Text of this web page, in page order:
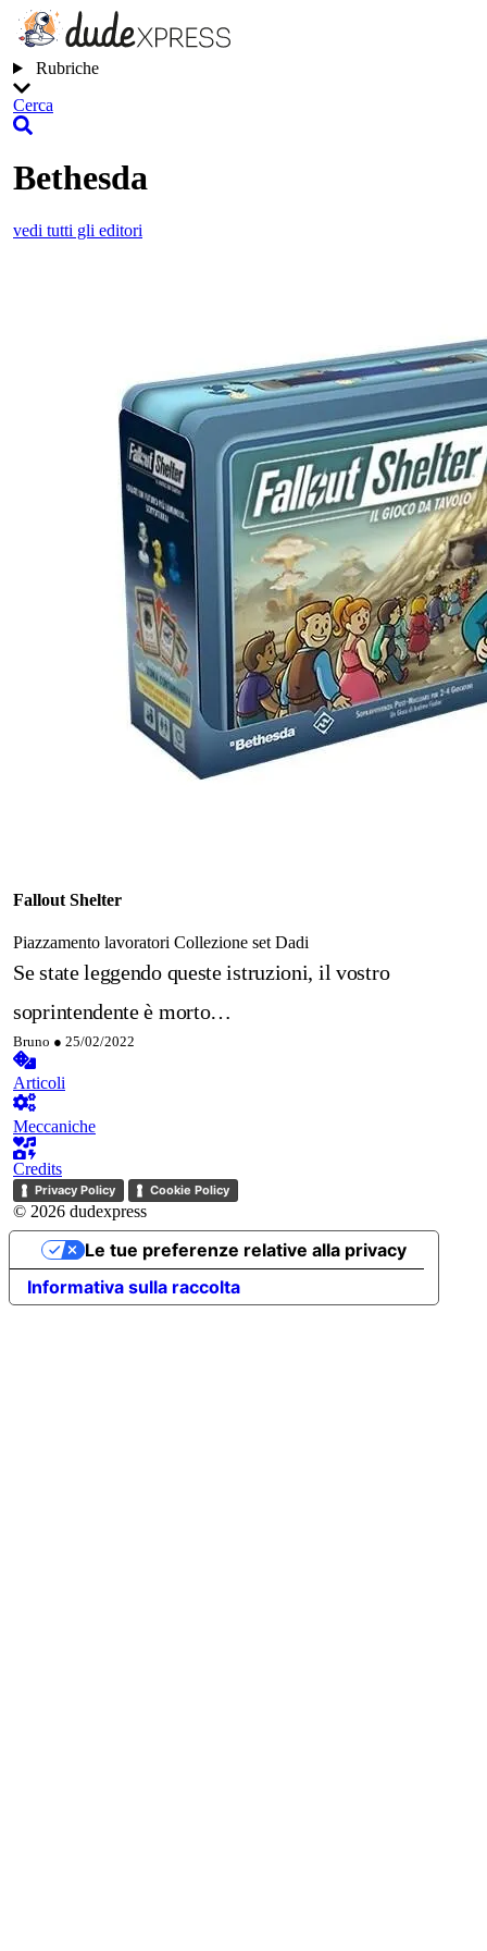
Rubriche
Cerca
Bethesda
vedi tutti gli editori
Fallout Shelter
Piazzamento lavoratori Collezione set Dadi
Se state leggendo queste istruzioni, il vostro
soprintendente è morto…
Bruno ● 25/02/2022
Articoli
Meccaniche
Credits
Privacy Policy Cookie Policy
© 2026 dudexpress
Informativa sulla raccolta
Le tue preferenze relative alla privacy